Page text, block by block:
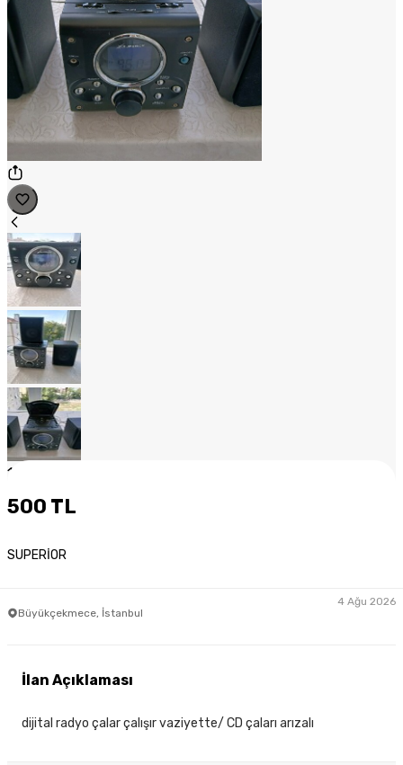
1
500 TL
SUPERİOR
Büyükçekmece, İstanbul
4 Ağu 2026
İlan Açıklaması
dijital radyo çalar çalışır vaziyette/ CD çaları arızalı